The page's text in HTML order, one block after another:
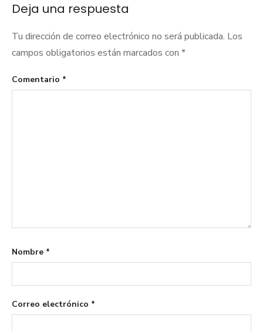
Deja una respuesta
Tu dirección de correo electrónico no será publicada. Los
campos obligatorios están marcados con *
Comentario *
Nombre *
Correo electrónico *